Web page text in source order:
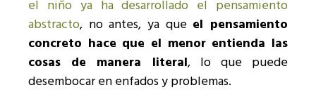
el niño ya ha desarrollado el pensamiento
abstracto, no antes, ya que el pensamiento
concreto hace que el menor entienda las
cosas de manera literal, lo que puede
desembocar en enfados y problemas.